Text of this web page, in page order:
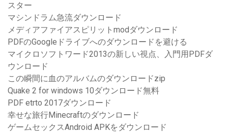
スター
マシンドラム急流ダウンロード
メディアファイアスピリットmodダウンロード
PDFのGoogleドライブへのダウンロードを避ける
マイクロソフトワード2013の新しい視点、入門用PDFダ
ウンロード
この瞬間に血のアルバムのダウンロードzip
Quake 2 for windows 10ダウンロード無料
PDF etrto 2017ダウンロード
幸せな旅行Minecraftのダウンロード
ゲームセックスAndroid APKをダウンロード